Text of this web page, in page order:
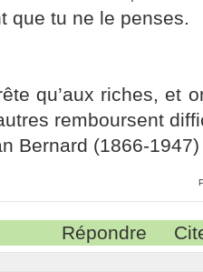
que tu ne le penses.
qu’aux riches, et
remboursent
Bernard (1866-1947)
Répondre